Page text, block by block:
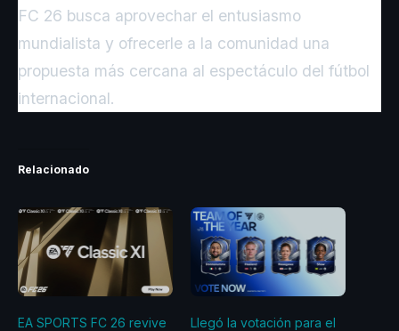
FC 26 busca aprovechar el entusiasmo
mundialista y ofrecerle a la comunidad una
propuesta más cercana al espectáculo del fútbol
internacional.
Relacionado
EA SPORTS FC 26 revive
Llegó la votación para el